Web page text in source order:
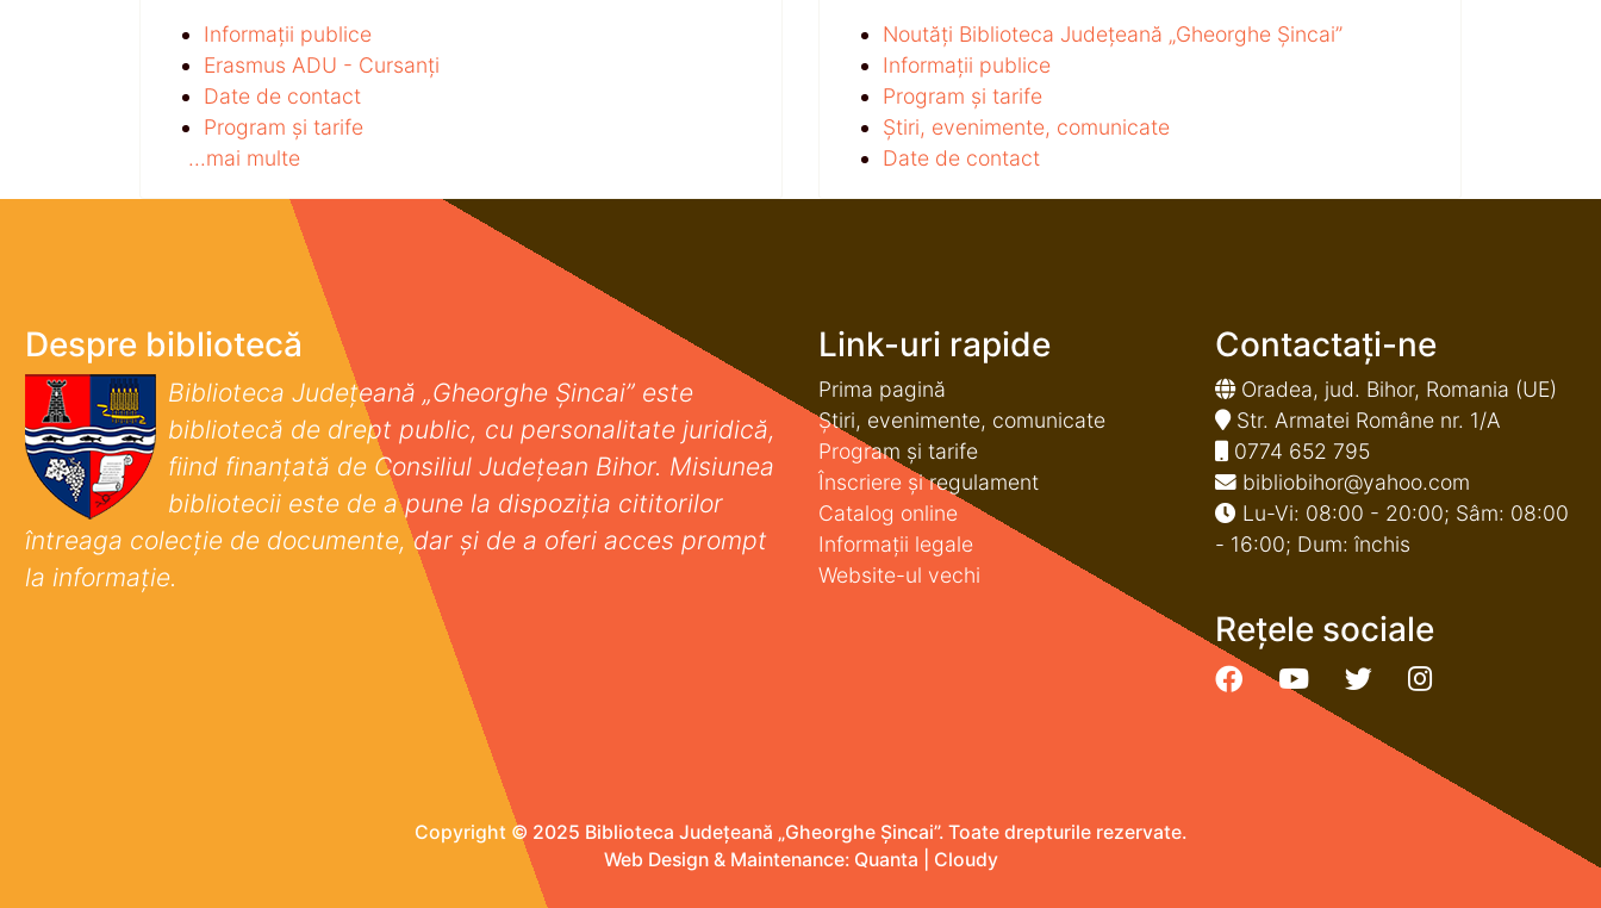
Informații publice
Erasmus ADU - Cursanți
Date de contact
Program și tarife
...mai multe
Noutăți Biblioteca Județeană „Gheorghe Șincai”
Informații publice
Program și tarife
Știri, evenimente, comunicate
Date de contact
Despre bibliotecă
Biblioteca Județeană „Gheorghe Șincai” este
bibliotecă de drept public, cu personalitate juridică,
fiind finanţată de Consiliul Judeţean Bihor. Misiunea
bibliotecii este de a pune la dispoziţia cititorilor
întreaga colecţie de documente, dar şi de a oferi acces prompt
la informaţie.
Link-uri rapide
Prima pagină
Știri, evenimente, comunicate
Program și tarife
Înscriere și regulament
Catalog online
Informații legale
Website-ul vechi
Contactați-ne
Oradea, jud. Bihor, Romania (UE)
Str. Armatei Române nr. 1/A
0774 652 795
bibliobihor@yahoo.com
Lu-Vi: 08:00 - 20:00; Sâm: 08:00
- 16:00; Dum: închis
Rețele sociale
Copyright © 2025 Biblioteca Județeană „Gheorghe Șincai”. Toate drepturile rezervate.
Web Design & Maintenance: Quanta Cloudy